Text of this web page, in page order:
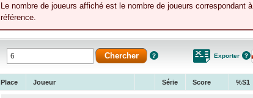
Le nombre de joueurs affiché est le nombre de joueurs correspondant
référence.
Exporter
Place Joueur Série Score %S1